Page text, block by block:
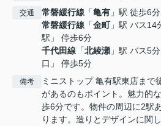
交通 常磐緩行線 「亀有 」駅 徒歩6分
常磐緩行線 「金町」駅 バス14
駅」 停歩6分
千代田線 「北綾瀬 」駅 バス5
口」 停歩5分
備考
ミニストップ 亀有駅東店まで
があるのもポイント。魅力的
歩6分です。物件の周辺に2駅
ります。造りとデザインに関